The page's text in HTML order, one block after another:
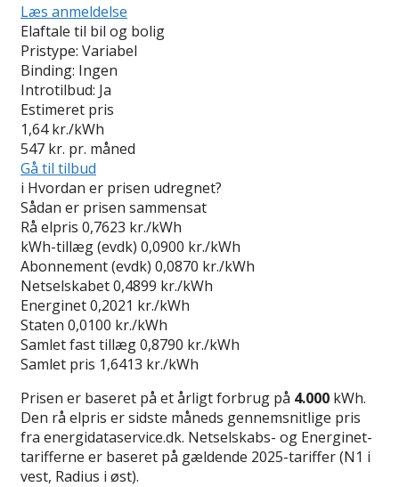
Læs anmeldelse
Elaftale til bil og bolig
Pristype: Variabel
Binding: Ingen
Introtilbud: Ja
Estimeret pris
1,64 kr./kWh
547 kr. pr. måned
Gå til tilbud
i Hvordan er prisen udregnet?
Sådan er prisen sammensat
Rå elpris 0,7623 kr./kWh
kWh-tillæg (evdk) 0,0900 kr./kWh
Abonnement (evdk) 0,0870 kr./kWh
Netselskabet0,4899 kr./kWh
Energinet0,2021 kr./kWh
Staten 0,0100 kr./kWh
Samlet fast tillæg0,8790 kr./kWh
Samlet pris 1,6413 kr./kWh
Prisen er baseret på et årligt forbrug på 4.000 kWh.
Den rå elpris er sidste måneds gennemsnitlige pris
fra energidataservice.dk. Netselskabs- og Energinet-
tarifferne er baseret på gældende 2025-tariffer (N1 i
vest, Radius i øst).